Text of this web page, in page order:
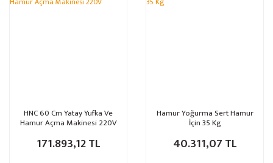
HNC 60 Cm Yatay Yufka Ve
Hamur Açma Makinesi 220V
171.893,12 TL
Hamur Yoğurma Sert Hamur
İçin 35 Kg
40.311,07 TL